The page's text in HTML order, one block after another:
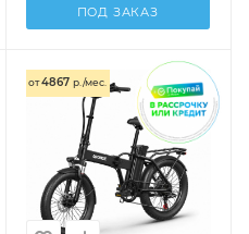
ПОД ЗАКАЗ
от4867 р./мес.